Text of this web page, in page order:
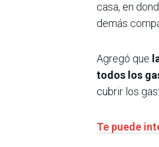
casa, en
demás
Agregó que
todos los
cubrir los
Te puede